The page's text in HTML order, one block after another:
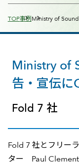
TOP事例Ministry of
Ministry of
告・宣伝に
Fold 7 社
Fold 7 社とフリー
ター Paul